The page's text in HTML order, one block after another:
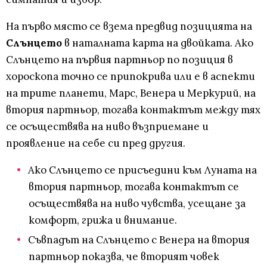
На първо място се взема предвид позицията на
Слънцето в наталната карта на двойката. Ако
Слънцето на първия партньор по позиция в
хороскопа точно се припокрива или е в аспекти
на трите планети, Марс, Венера и Меркурий, на
втория партньор, тогава контактът между тях
се осъществява на ниво възприемане и
проявление на себе си пред другия.
Ако Слънцето се присъедини към Луната на
втория партньор, тогава контактът се
осъществява на ниво чувства, усещане за
комфорт, грижа и внимание.
Съвпадът на Слънцето с Венера на втория
партньор показва, че вторият човек